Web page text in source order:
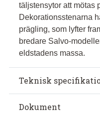
täljstensytor att mötas
Dekorationsstenarna
prägling, som lyfter
bredare Salvo-
eldstadens massa.
Teknisk
Dokument